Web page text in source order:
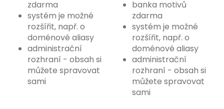
zdarma
systém je možné
rozšířit, např. o
doménové aliasy
administrační
rozhraní - obsah si
můžete spravovat
sami
banka motivů
zdarma
systém je možné
rozšířit, např. o
doménové aliasy
administrační
rozhraní - obsah si
můžete spravovat
sami